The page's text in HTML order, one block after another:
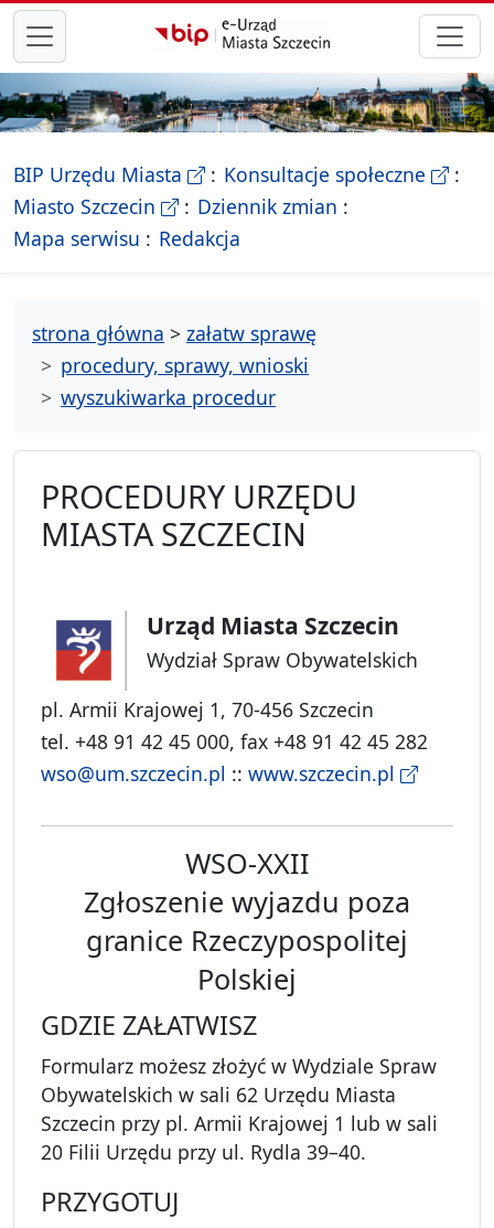
przejdź do głównego menu
BIP Urzędu Miasta - Biletyn Informacji Publicznej
Konsultacje społeczne-
Miasto Szczecin - Oficjalna strona Miasta Szczecin
Dziennik zmian
Mapa serwisu - drzewko rozdziałów
Redakcja
strona główna > załatw sprawę
procedury, sprawy, wnioski
wyszukiwarka procedur
PROCEDURY URZĘDU
MIASTA SZCZECIN
Urząd Miasta Szczecin
Wydział Spraw Obywatelskich
pl. Armii Krajowej 1, 70-456 Szczecin
tel. +48 91 42 45 000, fax +48 91 42 45 282
wso@um.szczecin.pl :: www.szczecin.pl
WSO-XXII
Zgłoszenie wyjazdu poza
granice Rzeczypospolitej
Polskiej
GDZIE ZAŁATWISZ
Formularz możesz złożyć w Wydziale Spraw
Obywatelskich w sali 62 Urzędu Miasta
Szczecin przy pl. Armii Krajowej 1 lub w sali
20 Filii Urzędu przy ul. Rydla 39–40.
PRZYGOTUJ